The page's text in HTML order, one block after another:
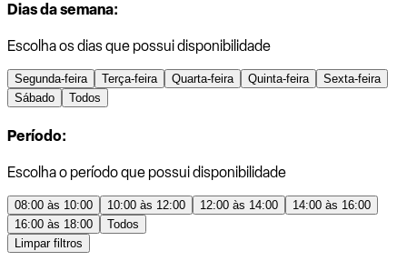
Dias da semana:
Escolha os dias que possui disponibilidade
Segunda-feira Terça-feira Quarta-feira Quinta-feira
Sexta-feira
Sábado
Todos
Período:
Escolha o período que possui disponibilidade
08:00 às 10:00 10:00 às 12:00 12:00 às 14:00
14:00 às 16:00
16:00 às 18:00
Todos
Limpar filtros